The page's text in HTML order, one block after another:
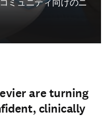
are turning
clinically